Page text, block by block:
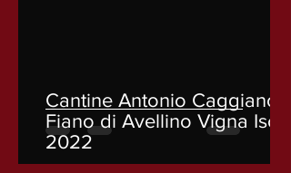
Cantine Antonio Caggiano
Fiano di Avellino Vigna Isca
2022